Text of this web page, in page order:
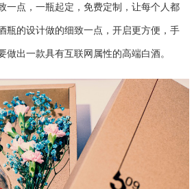
一点，一瓶起定，免费定制，让每个人都
瓶的设计做的细致一点，开启更方便，手
做出一款具有互联网属性的高端白酒。